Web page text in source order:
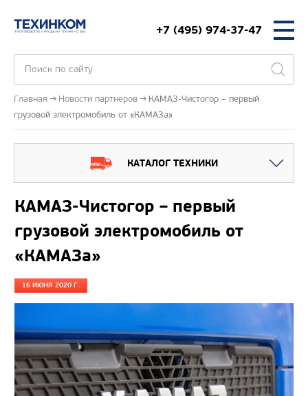
+7 (495) 974-37-47
Главная Новости партнеров
КАМАЗ-Чистогор – первый
грузовой электромобиль от «КАМАЗа»
КАТАЛОГ ТЕХНИКИ
КАМАЗ-Чистогор – первый
грузовой электромобиль от
«КАМАЗа»
16 ИЮНЯ 2020 Г.